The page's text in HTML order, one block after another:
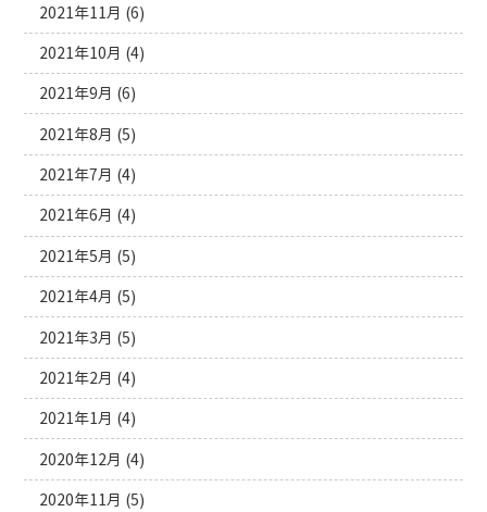
2021年11月 (6)
2021年10月 (4)
2021年9月 (6)
2021年8月 (5)
2021年7月 (4)
2021年6月 (4)
2021年5月 (5)
2021年4月 (5)
2021年3月 (5)
2021年2月 (4)
2021年1月 (4)
2020年12月 (4)
2020年11月 (5)